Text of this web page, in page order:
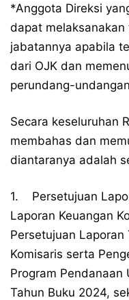
*Anggota Direksi
dapat
jabatannya apabila
dari OJK dan
perundang-
Secara keseluruhan
membahas dan
diantaranya adalah
1. Persetujuan
Laporan Keuangan
Persetujuan Laporan
Komisaris serta
Program Pendanaan
Tahun Buku 2024,